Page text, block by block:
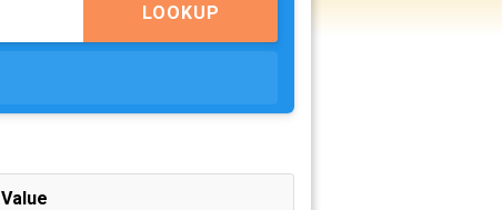
LOOKUP
Value